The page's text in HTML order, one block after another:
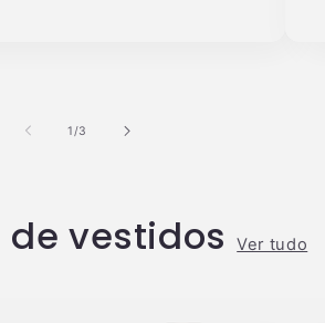
1/de
3
vestidos Ver tudo